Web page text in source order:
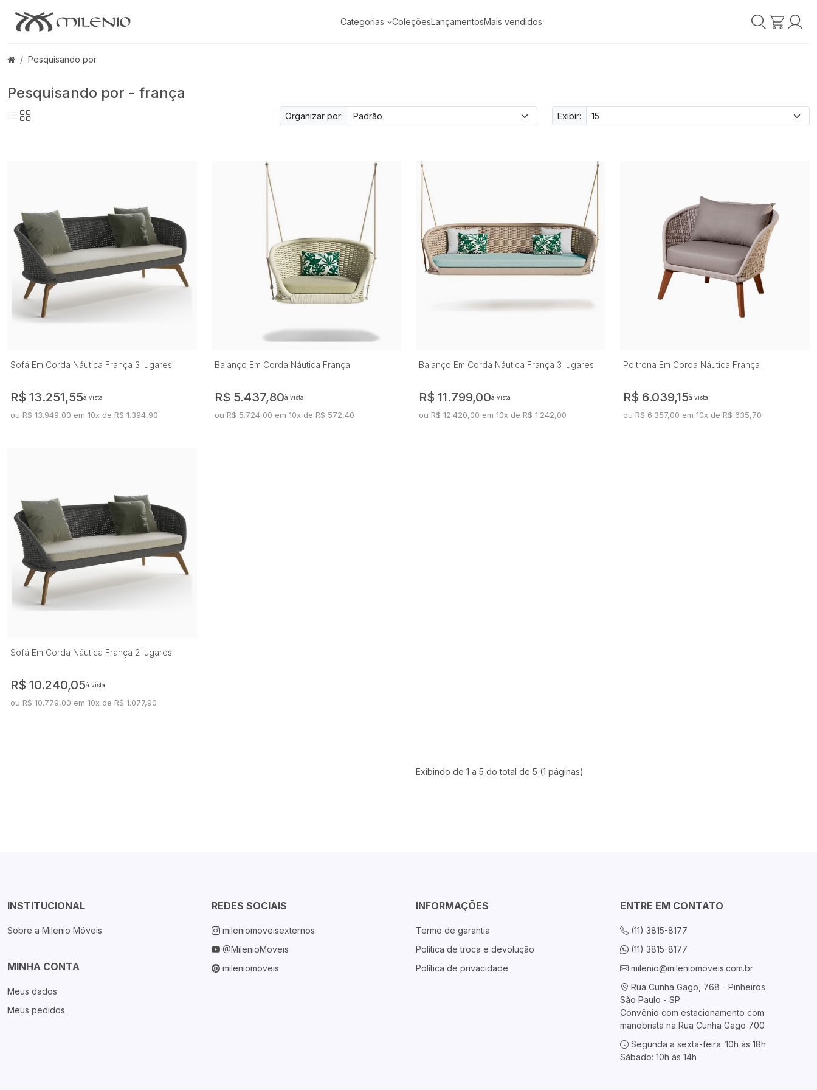
Categorias ColeçõesLançamentosMais vendidos
Pesquisando por
Pesquisando por - frança
Organizar por: Exibir:
Sofá Em Corda Náutica França 3 lugares
R$ 13.251,55à vista
ou R$ 13.949,00 em 10x de R$ 1.394,90
Balanço Em Corda Náutica França
R$ 5.437,80à vista
ou R$ 5.724,00 em 10x de R$ 572,40
Balanço Em Corda Náutica França 3 lugares
R$ 11.799,00à vista
ou R$ 12.420,00 em 10x de R$ 1.242,00
Poltrona Em Corda Náutica França
R$ 6.039,15à vista
ou R$ 6.357,00 em 10x de R$ 635,70
Sofá Em Corda Náutica França 2 lugares
R$ 10.240,05à vista
ou R$ 10.779,00 em 10x de R$ 1.077,90
Exibindo de 1 a 5 do total de 5 (1 páginas)
INSTITUCIONAL
Sobre a Milenio Móveis
MINHA CONTA
Meus dados
Meus pedidos
REDES SOCIAIS
mileniomoveisexternos
@MilenioMoveis
mileniomoveis
INFORMAÇÕES
Termo de garantia
Política de troca e devolução
Política de privacidade
ENTRE EM CONTATO
(11) 3815-8177
(11) 3815-8177
milenio@mileniomoveis.com.br
Rua Cunha Gago, 768 - Pinheiros
São Paulo - SP
Convênio com estacionamento com
manobrista na Rua Cunha Gago 700
Segunda a sexta-feira: 10h às 18h
Sábado: 10h às 14h